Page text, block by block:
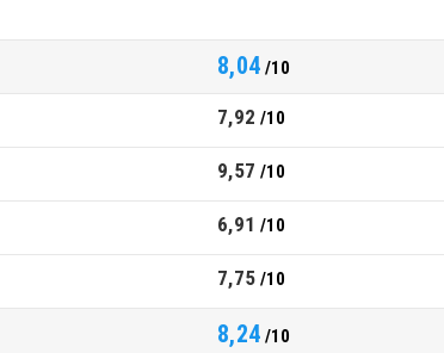
8,04 /10
7,92 /10
9,57 /10
6,91 /10
7,75 /10
8,24 /10